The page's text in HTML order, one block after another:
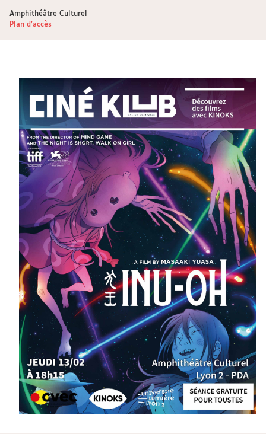
Amphithéâtre Culturel
Plan d'accès